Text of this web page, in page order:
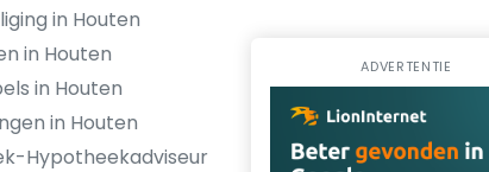
in Houten
in Houten
in Houten
in Houten
Hypotheekadviseur
ADVERTENTIE